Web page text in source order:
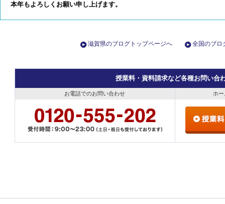
本年もよろしくお願い申し上げます。
滋賀県のブログトップページへ 全国のブロ
授業料・資料請求など各種お問い合
お電話でのお問い合わせ ホ